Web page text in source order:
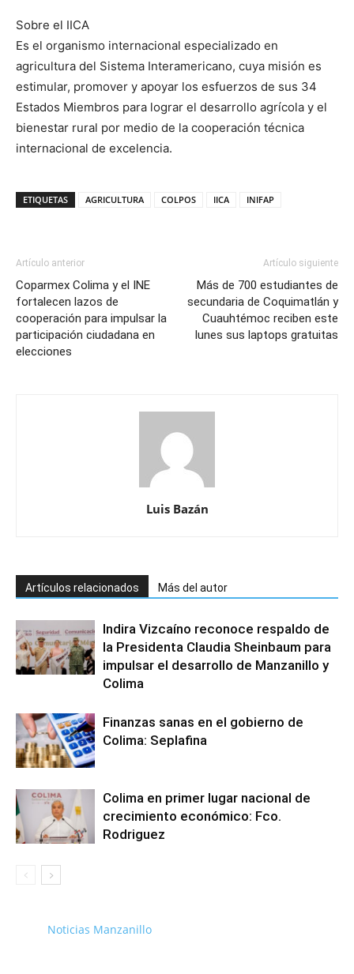
Sobre el IICA
Es el organismo internacional especializado en
agricultura del Sistema Interamericano, cuya misión es
estimular, promover y apoyar los esfuerzos de sus 34
Estados Miembros para lograr el desarrollo agrícola y el
bienestar rural por medio de la cooperación técnica
internacional de excelencia.
ETIQUETAS AGRICULTURA COLPOS IICA INIFAP
Artículo anterior
Coparmex Colima y el INE
fortalecen lazos de
cooperación para impulsar la
participación ciudadana en
elecciones
Artículo siguiente
Más de 700 estudiantes de
secundaria de Coquimatlán y
Cuauhtémoc reciben este
lunes sus laptops gratuitas
Luis Bazán
Artículos relacionados Más del autor
Indira Vizcaíno reconoce respaldo de
la Presidenta Claudia Sheinbaum para
impulsar el desarrollo de Manzanillo y
Colima
Finanzas sanas en el gobierno de
Colima: Seplafina
Colima en primer lugar nacional de
crecimiento económico: Fco.
Rodriguez
Noticias Manzanillo